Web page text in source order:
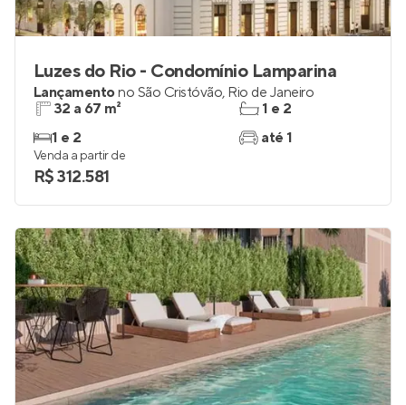
Luzes do Rio - Condomínio Lamparina
Lançamentono São Cristóvão, Rio de Janeiro
32 a 67 m²
1 e 2
1 e 2
até 1
Venda a partir de
R$ 312.581